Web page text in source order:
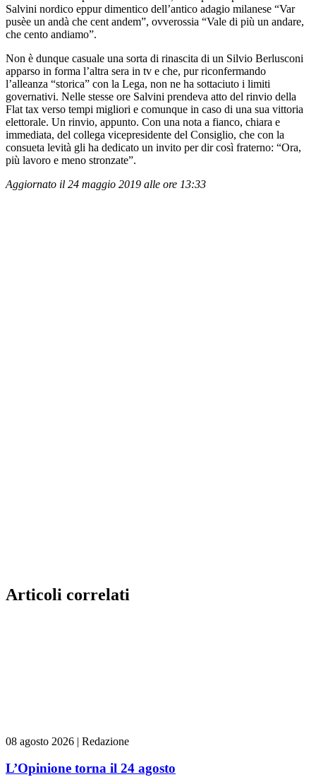
Salvini nordico eppur dimentico dell’antico adagio milanese “Var
pusèe un andà che cent andem”, ovverossia “Vale di più un andare,
che cento andiamo”.
Non è dunque casuale una sorta di rinascita di un Silvio Berlusconi
apparso in forma l’altra sera in tv e che, pur riconfermando
l’alleanza “storica” con la Lega, non ne ha sottaciuto i limiti
governativi. Nelle stesse ore Salvini prendeva atto del rinvio della
Flat tax verso tempi migliori e comunque in caso di una sua vittoria
elettorale. Un rinvio, appunto. Con una nota a fianco, chiara e
immediata, del collega vicepresidente del Consiglio, che con la
consueta levità gli ha dedicato un invito per dir così fraterno: “Ora,
più lavoro e meno stronzate”.
Aggiornato il 24 maggio 2019 alle ore 13:33
Articoli correlati
08 agosto 2026 | Redazione
L’Opinione torna il 24 agosto